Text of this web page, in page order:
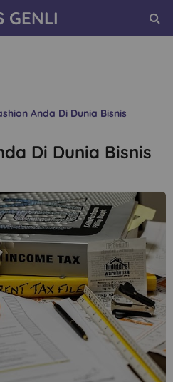
GENLI
Anda Di Dunia Bisnis
Di Dunia Bisnis